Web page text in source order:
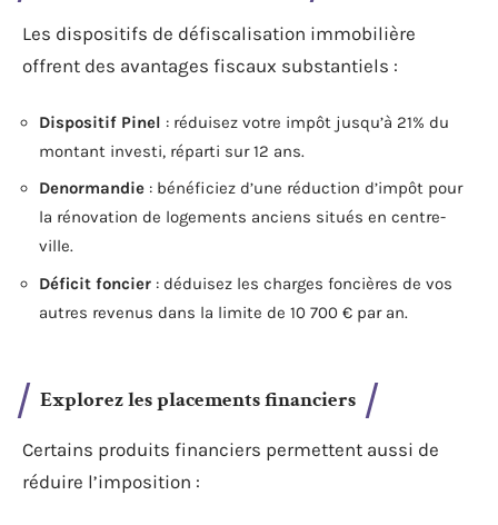
Les dispositifs de défiscalisation immobilière
offrent des avantages fiscaux substantiels :
Dispositif Pinel : réduisez votre impôt jusqu’à 21% du
montant investi, réparti sur 12 ans.
Denormandie : bénéficiez d’une réduction d’impôt pour
la rénovation de logements anciens situés en centre-
ville.
Déficit foncier : déduisez les charges foncières de vos
autres revenus dans la limite de 10 700 € par an.
Explorez les placements financiers
Certains produits financiers permettent aussi de
réduire l’imposition :